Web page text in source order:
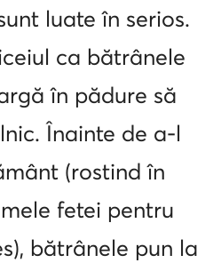
luate în serios.
ca bătrânele
în pădure să
Înainte de a-l
(rostind în
fetei pentru
bătrânele pun la